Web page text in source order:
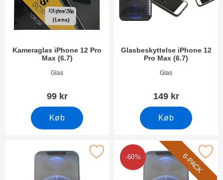
Kameraglas iPhone 12 Pro
Max (6.7)
Varenr 38827Glas
99 kr
Køb
Glasbeskyttelse iPhone 12
Pro Max (6.7)
Varenr 38022Glas
149 kr
Køb
skærmbeskyttelse iPhone 12 Pro Max (6.7) som favorit
6-PACK
-60%
Marker 6-Pack Skærmbeskyttelse